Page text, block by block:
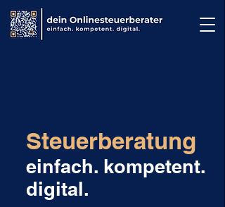
Steuerberatung
einfach. kompetent.
digital.